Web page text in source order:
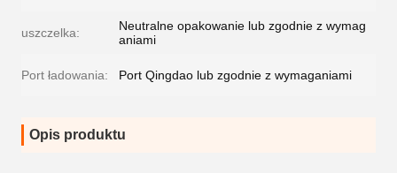
uszczelka:
Neutralne opakowanie lub zgodnie z wymag
aniami
Port ładowania: Port Qingdao lub zgodnie z wymaganiami
Opis produktu